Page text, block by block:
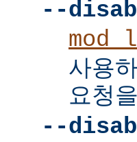
--
사용
요청
--